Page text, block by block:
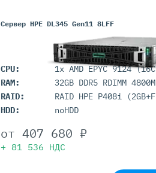
Сервер HPE DL345 Gen11 8LFF
CPU:
RAM:
32GB DDR5 RDIMM
RAID:
RAID HPE P408i
HDD:
noHDD
от 407 680 ₽
+ 81 536 НДС